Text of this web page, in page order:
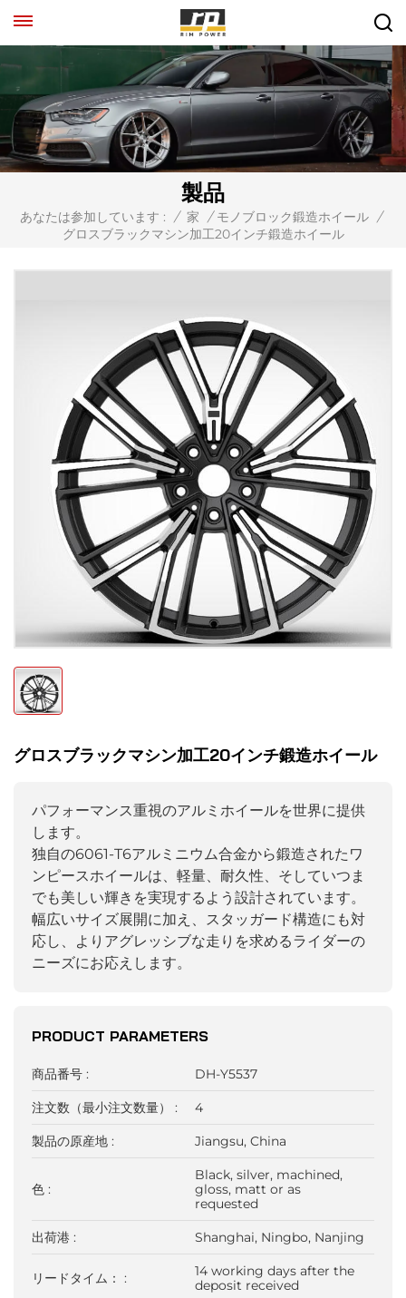
製品
あなたは参加しています : / 家 / モノブロック鍛造ホイール /
グロスブラックマシン加工20インチ鍛造ホイール
グロスブラックマシン加工20インチ鍛造ホイール
パフォーマンス重視のアルミホイールを世界に提供
します。
独自の6061-T6アルミニウム合金から鍛造されたワ
ンピースホイールは、軽量、耐久性、そしていつま
でも美しい輝きを実現するよう設計されています。
幅広いサイズ展開に加え、スタッガード構造にも対
応し、よりアグレッシブな走りを求めるライダーの
ニーズにお応えします。
PRODUCT PARAMETERS
商品番号 : DH-Y5537
注文数（最小注文数量） : 4
製品の原産地 : Jiangsu, China
色 :
Black, silver, machined,
gloss, matt or as
requested
出荷港 : Shanghai, Ningbo, Nanjing
リードタイム： :
14 working days after the
deposit received